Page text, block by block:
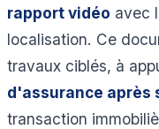
rapport vidéo avec
localisation. Ce
travaux ciblés, à
d'assurance après
transaction